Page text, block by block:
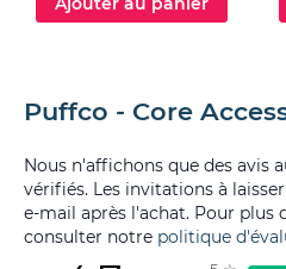
Puffco - Core
Nous n'affichons que des avis
vérifiés. Les invitations à
e-mail après l'achat. Pour plus
consulter notre politique